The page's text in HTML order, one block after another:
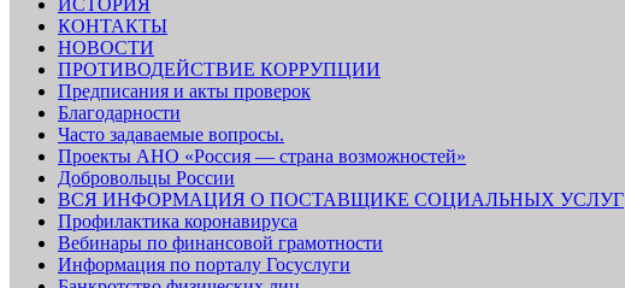
КОНТАКТЫ
НОВОСТИ
ПРОТИВОДЕЙСТВИЕ КОРРУПЦИИ
Предписания и акты проверок
Благодарности
Часто задаваемые вопросы.
Проекты АНО «Россия — страна возможностей»
Добровольцы России
ВСЯ ИНФОРМАЦИЯ О ПОСТАВЩИКЕ СОЦИАЛЬНЫХ УСЛУГ
Профилактика коронавируса
Вебинары по финансовой грамотности
Информация по порталу Госуслуги